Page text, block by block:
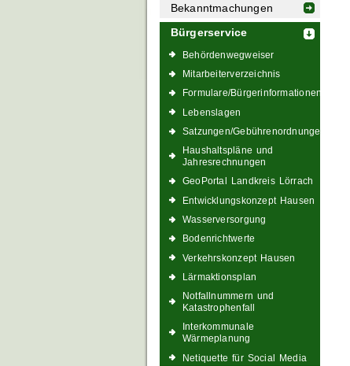
Bekanntmachungen
Bürgerservice
Behördenwegweiser
Mitarbeiterverzeichnis
Formulare/Bürgerinformationen
Lebenslagen
Satzungen/Gebührenordnungen
Haushaltspläne und
Jahresrechnungen
GeoPortal Landkreis Lörrach
Entwicklungskonzept Hausen
Wasserversorgung
Bodenrichtwerte
Verkehrskonzept Hausen
Lärmaktionsplan
Notfallnummern und
Katastrophenfall
Interkommunale
Wärmeplanung
Netiquette für Social Media